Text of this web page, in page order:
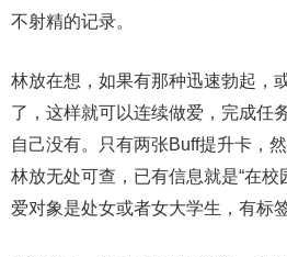
不射精的记录。
林放在想，如果有那种迅速勃起，
了，这样就可以连续做爱，完成任
自己没有。只有两张Buff提升卡，
林放无处可查，已有信息就是“在
爱对象是处女或者女大学生，有标